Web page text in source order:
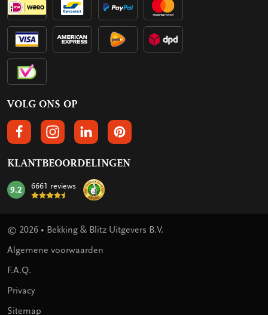
VOLG ONS OP
VOLGS ONS OP FACEBOOK
VOLG ONS OP INSTAGRAM
VOLG ONS OP LINKEDIN
VOLG ONS OP PINTEREST
KLANTBEOORDELINGEN
mark:
9.2 6661 reviews
© 2026 • Bekking & Blitz Uitgevers B.V.
Algemene voorwaarden
F.A.Q.
Privacy
Sitemap